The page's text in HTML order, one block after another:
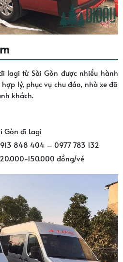
lagi từ Sài Gòn được nhiều hành
lý, phục vụ chu đáo, nhà xe đã
khách.
Gòn đi Lagi
848 404 – 0977 783 132
150.000 đồng/vé